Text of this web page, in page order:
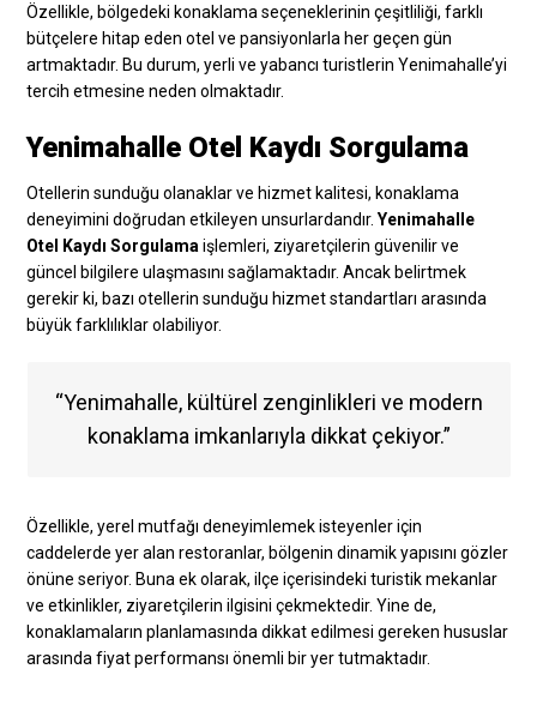
Özellikle, bölgedeki konaklama seçeneklerinin çeşitliliği, farklı
bütçelere hitap eden otel ve pansiyonlarla her geçen gün
artmaktadır. Bu durum, yerli ve yabancı turistlerin Yenimahalle’yi
tercih etmesine neden olmaktadır.
Yenimahalle Otel Kaydı Sorgulama
Otellerin sunduğu olanaklar ve hizmet kalitesi, konaklama
deneyimini doğrudan etkileyen unsurlardandır.Yenimahalle
Otel Kaydı Sorgulama işlemleri, ziyaretçilerin güvenilir ve
güncel bilgilere ulaşmasını sağlamaktadır. Ancak belirtmek
gerekir ki, bazı otellerin sunduğu hizmet standartları arasında
büyük farklılıklar olabiliyor.
“Yenimahalle, kültürel zenginlikleri ve modern
konaklama imkanlarıyla dikkat çekiyor.”
Özellikle, yerel mutfağı deneyimlemek isteyenler için
caddelerde yer alan restoranlar, bölgenin dinamik yapısını gözler
önüne seriyor. Buna ek olarak, ilçe içerisindeki turistik mekanlar
ve etkinlikler, ziyaretçilerin ilgisini çekmektedir. Yine de,
konaklamaların planlamasında dikkat edilmesi gereken hususlar
arasında fiyat performansı önemli bir yer tutmaktadır.